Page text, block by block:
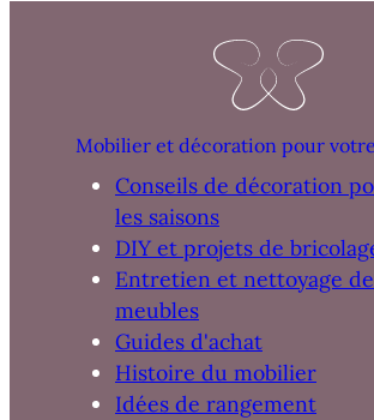
Mobilier et décoration pour
Conseils de décoration
les saisons
DIY et projets de
Entretien et nettoyage
meubles
Guides d'achat
Histoire du mobilier
Idées de rangement